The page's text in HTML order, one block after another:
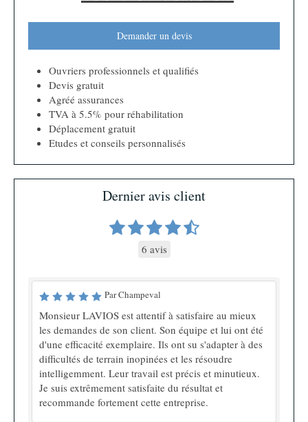
Demander un devis
Ouvriers professionnels et qualifiés
Devis gratuit
Agréé assurances
TVA à 5.5% pour réhabilitation
Déplacement gratuit
Etudes et conseils personnalisés
Dernier avis client
6 avis
Par Champeval
Monsieur LAVIOS est attentif à satisfaire au mieux
les demandes de son client. Son équipe et lui ont été
d'une efficacité exemplaire. Ils ont su s'adapter à des
difficultés de terrain inopinées et les résoudre
intelligemment. Leur travail est précis et minutieux.
Je suis extrêmement satisfaite du résultat et
recommande fortement cette entreprise.